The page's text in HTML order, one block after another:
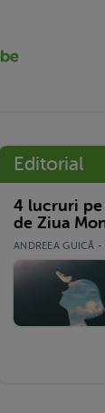
Editorial
4 lucruri
de Ziua
ANDREEA GUICĂ